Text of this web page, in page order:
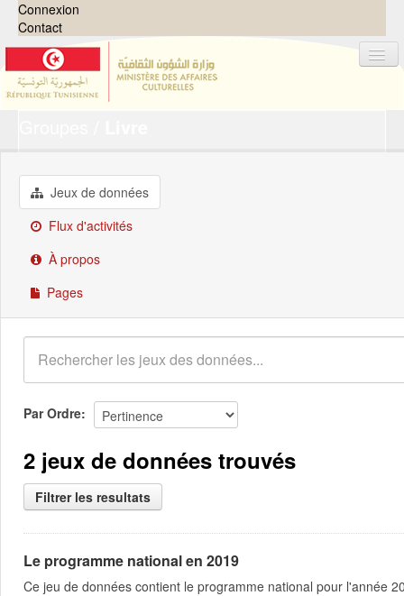
Connexion
Contact
Groupes
Demandes
À propos
Jeux de données
Flux d'activités
À propos
Pages
Par Ordre
2 jeux de données trouvés
Filtrer les resultats
Le programme national en 2019
Ce jeu de données contient le programme national pour l'année